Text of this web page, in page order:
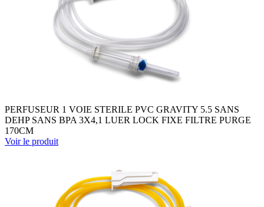
PERFUSEUR 1 VOIE STERILE PVC GRAVITY 5.5 SANS
DEHP SANS BPA 3X4,1 LUER LOCK FIXE FILTRE PURGE
170CM
Voir le produit